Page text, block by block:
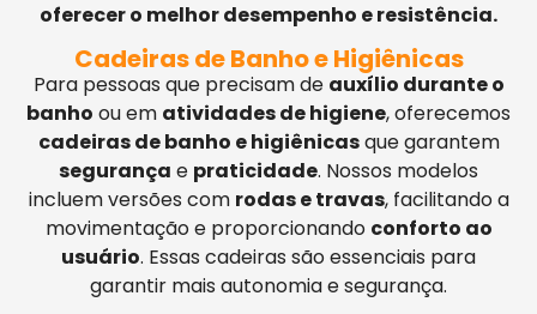
oferecer o melhor desempenho e resistência.
Cadeiras de Banho e Higiênicas
Para pessoas que precisam de auxílio durante o
banho ou em atividades de higiene, oferecemos
cadeiras de banho e higiênicasque garantem
segurança e praticidade. Nossos modelos
incluem versões com rodas e travas, facilitando a
movimentação e proporcionando conforto ao
usuário. Essas cadeiras são essenciais para
garantir mais autonomia e segurança.